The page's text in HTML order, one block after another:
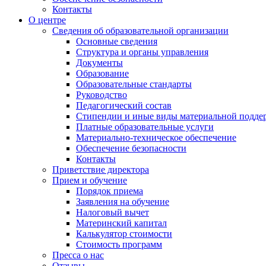
Контакты
О центре
Сведения об образовательной организации
Основные сведения
Структура и органы управления
Документы
Образование
Образовательные стандарты
Руководство
Педагогический состав
Стипендии и иные виды материальной
Платные образовательные услуги
Материально-техническое обеспечение
Обеспечение безопасности
Контакты
Приветствие директора
Прием и обучение
Порядок приема
Заявления на обучение
Налоговый вычет
Материнский капитал
Калькулятор стоимости
Стоимость программ
Пресса о нас